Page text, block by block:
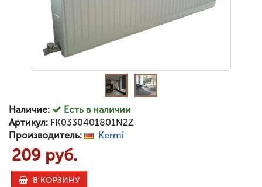
Наличие:
Есть в наличии
Артикул: FK0330401801N2Z
Производитель:
Kermi
209 руб.
В КОРЗИНУ